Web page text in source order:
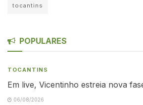
tocantins
POPULARES
TOCANTINS
Em live, Vicentinho estreia nova
06/08/2026